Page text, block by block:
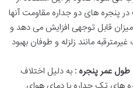
در پنجره های دوجداره مقاومت آنها
میزان قابل توجهی افزایش می دهد و
غیرمترقبه مانند زلزله و طوفان بهبود
طول عمرپنجره : به دلیل اختلاف